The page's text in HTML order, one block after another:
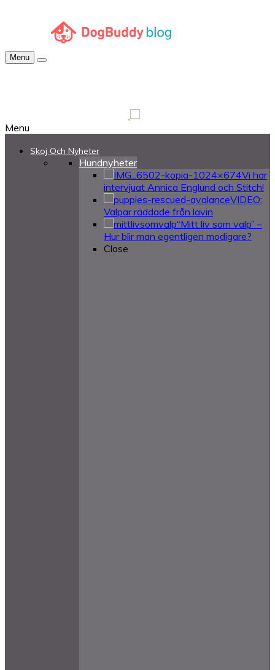
Menu
Menu
Skoj Och Nyheter
Hundnyheter
Vi har
intervjuat Annica Englund och Stitch!
VIDEO:
Valpar räddade från lavin
“Mitt liv som valp” –
Hur blir man egentligen modigare?
Close